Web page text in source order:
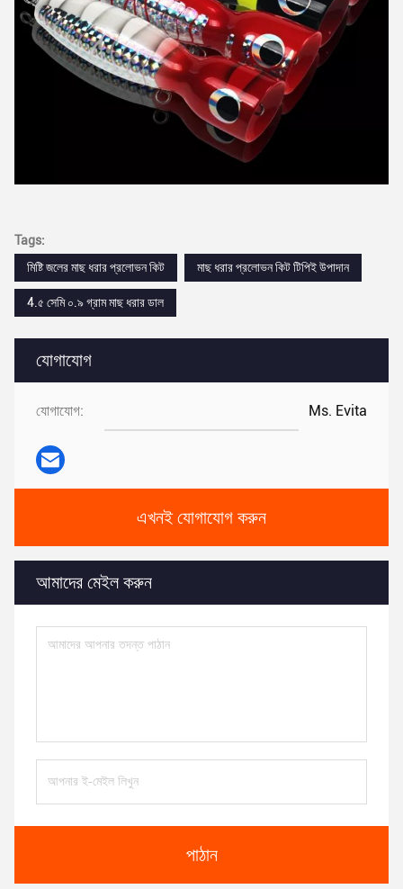
যোগাযোগ
যোগাযোগ: Ms. Evita
এখনই যোগাযোগ করুন
আমাদের মেইল ​​করুন
পাঠান
Tags:
মিষ্টি জলের মাছ ধরার প্রলোভন কিট
মাছ ধরার প্রলোভন কিট টিপিই উপাদান
4.৫ সেমি ০.৯ গ্রাম মাছ ধরার ডাল